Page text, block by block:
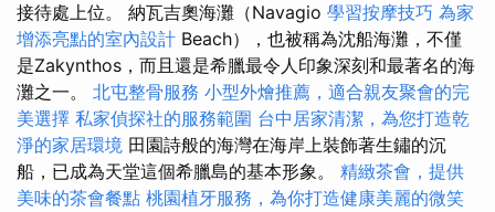
接待處上位。 納瓦吉奧海灘（Navagio 學習按摩技巧 為家
增添亮點的室內設計 Beach），也被稱為沈船海灘，不僅
是Zakynthos，而且還是希臘最令人印象深刻和最著名的海
灘之一。 北屯整骨服務 小型外燴推薦，適合親友聚會的完
美選擇 私家偵探社的服務範圍 台中居家清潔，為您打造乾
淨的家居環境 田園詩般的海灣在海岸上裝飾著生鏽的沉
船，已成為天堂這個希臘島的基本形象。 精緻茶會，提供
美味的茶會餐點 桃園植牙服務，為你打造健康美麗的微笑